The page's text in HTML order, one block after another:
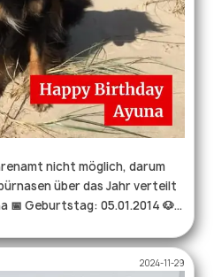
Platz in unseren Herzen
bleiben. Liebe
Bereitschaft der DRK
trauert mit dir um deine
05.01.2014 -
#seelenhunde
#ehrenamt #drk
nicht möglich, darum
über das Jahr verteilt
2024-11-29